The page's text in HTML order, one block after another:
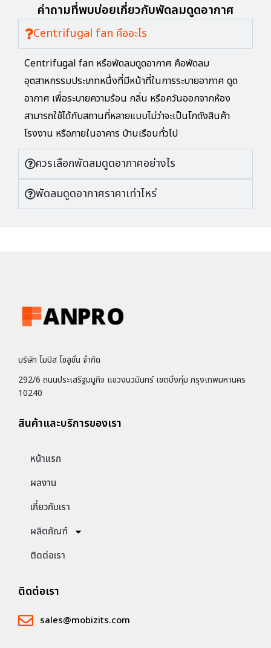
คำถามที่พบบ่อยเกี่ยวกับพัดลมดูดอากาศ
Centrifugal fan คืออะไร
Centrifugal fan หรือพัดลมดูดอากาศ คือพัดลม
อุตสาหกรรมประเภทหนึ่งที่มีหน้าที่ในการระบายอากาศ ดูด
อากาศ เพื่อระบายความร้อน กลิ่น หรือควันออกจากห้อง
สามารถใช้ได้กับสถานที่หลายแบบไม่ว่าจะเป็นโกดังสินค้า
โรงงาน หรือภายในอาคาร บ้านเรือนทั่วไป
ควรเลือกพัดลมดูดอากาศอย่างไร
พัดลมดูดอากาศราคาเท่าไหร่
บริษัท โมบิส โซลูชั่น จำกัด
292/6 ถนนประเสริฐมนูกิจ แขวงนวมินทร์ เขตบึงกุ่ม กรุงเทพมหานคร
10240
สินค้าและบริการของเรา
หน้าแรก
ผลงาน
เกี่ยวกับเรา
ผลิตภัณฑ์
ติดต่อเรา
ติดต่อเรา
sales@mobizits.com